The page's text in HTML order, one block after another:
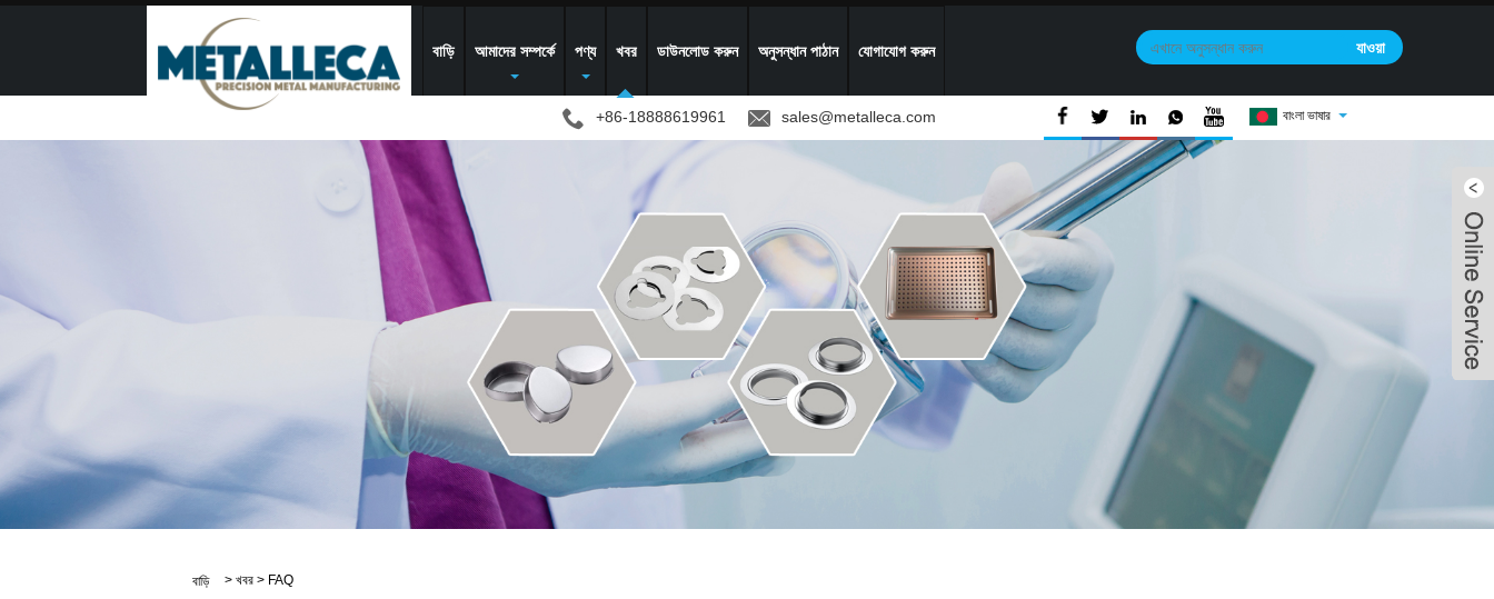
বাড়ি আমাদের সম্পর্কে পণ্য খবর ডাউনলোড করুন অনুসন্ধান পাঠান যোগাযোগ করুন
+86-18888619961 sales@metalleca.com বাংলা ভাষার
বাড়ি > খবর > FAQ